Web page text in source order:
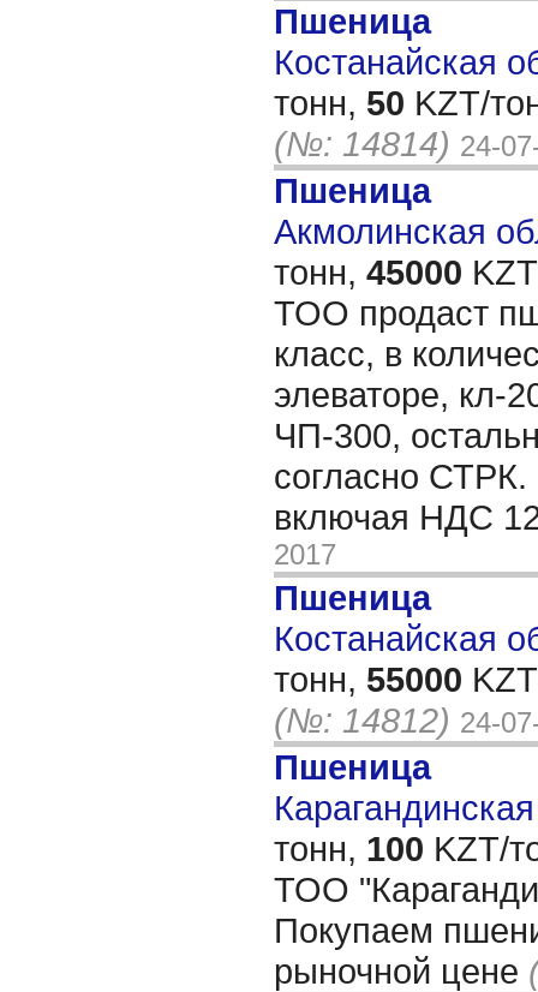
Пшеница
Костанайская
тонн, 50 KZT/
(№: 14814) 24-
Пшеница
Акмолинская
тонн, 45000
ТОО продаст
класс, в
элеваторе, кл-
ЧП-300,
согласно СТРК.
включая НДС
2017
Пшеница
Костанайская
тонн, 55000
(№: 14812) 24-
Пшеница
тонн, 100 KZT/
ТОО
Покупаем
рыночной цене